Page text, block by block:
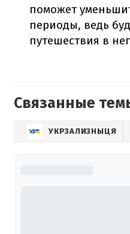
поможет
периоды, ведь
путешествия в
Связанные
УКРЗАЛИЗНЫЦЯ